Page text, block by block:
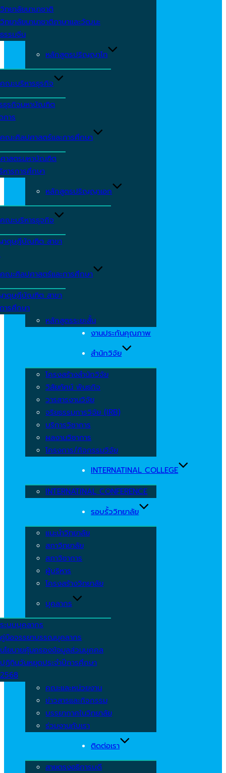
วิทยาลัยนานาชาติ
วิทยาลัยนานาชาติภาษาและวัฒนะ
ธรรมจีน
หลักสูตรปริญญาโท
คณะบริหารธุรกิจ
ธุรกิจมหาบัณฑิต
การ
คณะศิลปศาสตร์และการศึกษา
าสตรมหาบัณฑิต
หารการศึกษา
หลักสูตรปริญญาเอก
คณะบริหารธุจกิจ
ดุษฎีบัณฑิต สาขา
คณะศิลปศาสตร์และการศึกษา
ดุษฎีบัณฑิต สาขา
ารศึกษา
หลักสูตรระยะสั้น
งานประกันคุณภาพ
สำนักวิจัย
โครงสร้างสำนักวิจัย
วิสัยทัศน์ พันธกิจ
วารสารงานวิจัย
จริยธรรมการวิจัย (IRB)
บริการวิชาการ
ผลงานวิชาการ
โครงการ/กิจกรรมวิจัย
INTERNATINAL COLLEGE
INTERNATINAL CONFERENCE
รอบรั้ววิทยาลัย
แนะนำวิทยาลัย
สภาวิทยาลัย
สภาวิชาการ
ผู้บริหาร
โครงสร้างวิทยาลัย
บุคลากร
ระบบบุคลากร
คู่มือจรรยาบรรณบุคลากร
นโยบายคุ้มครองข้อมูลส่วนบุคคล
ปฏิทินวันหยุดประจำปีการศึกษา
2568
คณะและหน่วยงาน
ข่าวสารและกิจกรรม
บรรยากาศในวิทยาลัย
ร่วมงานกับเรา
ติดต่อเรา
สายตรงอธิการบดี